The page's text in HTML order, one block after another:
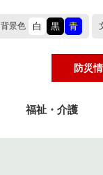
背景色 白 黒 青
防災
福祉・介護